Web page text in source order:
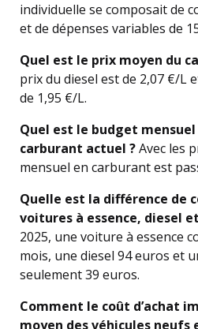
individuelle se composait de
et de dépenses variables de
Quel est le prix moyen du
prix du diesel est de 2,07 €/L
de 1,95 €/L.
Quel est le budget
carburant actuel ?Avec les
mensuel en carburant est
Quelle est la différence de
voitures à essence, diesel
2025, une voiture à essence
mois, une diesel 94 euros et
seulement 39 euros.
Comment le coût d’achat
moyen des véhicules neufs